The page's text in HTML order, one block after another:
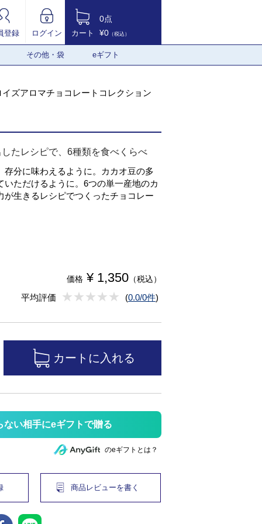
登録 ログイン カート
0点
¥0 （税込）
その他・袋 eギフト
イズアロマチョコレートコレクション
たレシピで、6種類を食べくらべ
存分に味わえるように。カカオ豆の多
いただけるように。6つの単一産地のカ
が生きるレシピでつくったチョコレー
価格 ¥ 1,350 （税込）
平均評価 ★★★★★
★★★★★ (0.0/0件)
ない相手にeギフトで贈る
のeギフトとは？
商品レビューを書く